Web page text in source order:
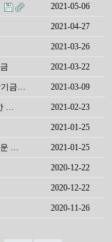
2021-05-06
2021-04-27
2021-03-26
2021-03-22
기금… 2021-03-09
… 2021-02-23
2021-01-25
운 … 2021-01-25
2020-12-22
2020-12-22
2020-11-26